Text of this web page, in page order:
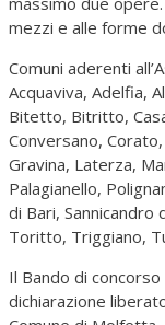
mezzi e alle forme
Comuni aderenti
Acquaviva, Adelfia,
Bitetto, Bitritto,
Conversano,
Gravina, Laterza,
Palagianello,
di Bari, Sannicandro
Toritto, Triggiano,
Il Bando di
dichiarazione